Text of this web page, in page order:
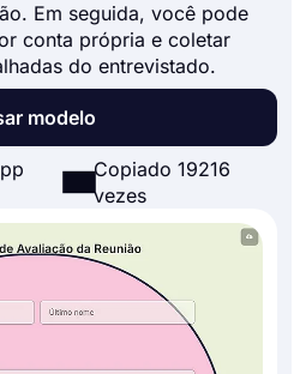
Em seguida, você pode
conta própria e coletar
do entrevistado.
modelo
Copiado 19216
vezes